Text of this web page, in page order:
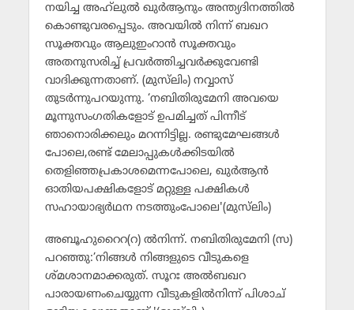
നയിച്ച അഹ്‌ലുല്‍ ഖുര്‍ആനും അന്ത്യദിനത്തില്‍
കൊണ്ടുവരപ്പെടും. അവയില്‍ നിന്ന് ബഖറ
സൂക്തവും ആലുഇംറാന്‍ സൂക്തവും
അതനുസരിച്ച് പ്രവര്‍ത്തിച്ചവര്‍ക്കുവേണ്ടി
വാദിക്കുന്നതാണ്. (മുസ്‌ലിം) നവ്വാസ്
തുടര്‍ന്നുപറയുന്നു. ‘നബിതിരുമേനി അവയെ
മൂന്നുസംഗതികളോട് ഉപമിച്ചത് പിന്നീട്
ഞാനൊരിക്കലും മറന്നിട്ടില്ല. രണ്ടുമേഘങ്ങള്‍
പോലെ,രണ്ട് മേലാപ്പുകള്‍ക്കിടയില്‍
തെളിഞ്ഞപ്രകാശമെന്നപോലെ, ഖുര്‍ആന്‍
ഓതിയപക്ഷികളോട് മറ്റുള്ള പക്ഷികള്‍
സഹായാഭ്യര്‍ഥന നടത്തുംപോലെ'(മുസ്‌ലിം)
അബൂഹുറൈറ(റ) ല്‍നിന്ന്. നബിതിരുമേനി (സ)
പറഞ്ഞു:’നിങ്ങള്‍ നിങ്ങളുടെ വീടുകളെ
ശ്മശാനമാക്കരുത്. സൂറഃ അല്‍ബഖറ
പാരായണംചെയ്യുന്ന വീടുകളില്‍നിന്ന് പിശാച്